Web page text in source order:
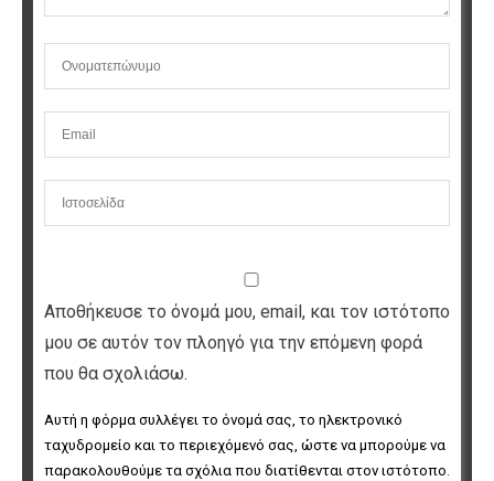
Αποθήκευσε το όνομά μου, email, και τον ιστότοπο
μου σε αυτόν τον πλοηγό για την επόμενη φορά
που θα σχολιάσω.
Αυτή η φόρμα συλλέγει το όνομά σας, το ηλεκτρονικό
ταχυδρομείο και το περιεχόμενό σας, ώστε να μπορούμε να
παρακολουθούμε τα σχόλια που διατίθενται στον ιστότοπο.